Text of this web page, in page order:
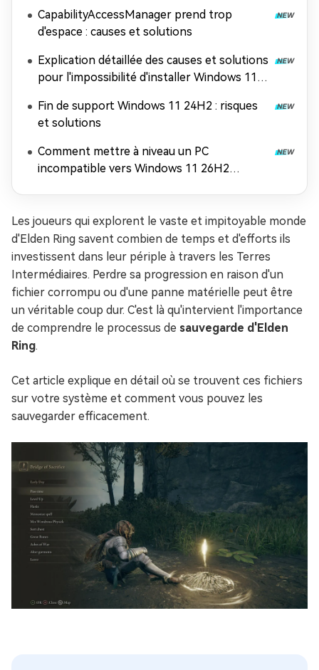
CapabilityAccessManager prend trop
d'espace : causes et solutions
Explication détaillée des causes et solutions
pour l'impossibilité d'installer Windows 11
Fin de support Windows 11 24H2 : risques
et solutions
Comment mettre à niveau un PC
incompatible vers Windows 11 26H2
Les joueurs qui explorent le vaste et impitoyable monde
d'Elden Ring savent combien de temps et d'efforts ils
investissent dans leur périple à travers les Terres
Intermédiaires. Perdre sa progression en raison d'un
fichier corrompu ou d'une panne matérielle peut être
un véritable coup dur. C'est là qu'intervient l'importance
de comprendre le processus de sauvegarde d'Elden
Ring.
Cet article explique en détail où se trouvent ces fichiers
sur votre système et comment vous pouvez les
sauvegarder efficacement.